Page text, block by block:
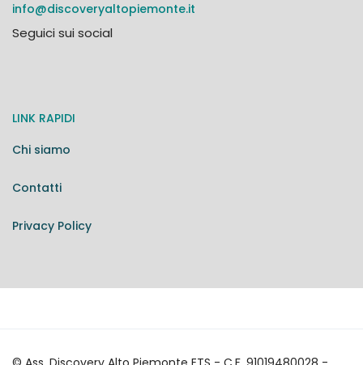
info@discoveryaltopiemonte.it
Seguici sui social
LINK RAPIDI
Chi siamo
Contatti
Privacy Policy